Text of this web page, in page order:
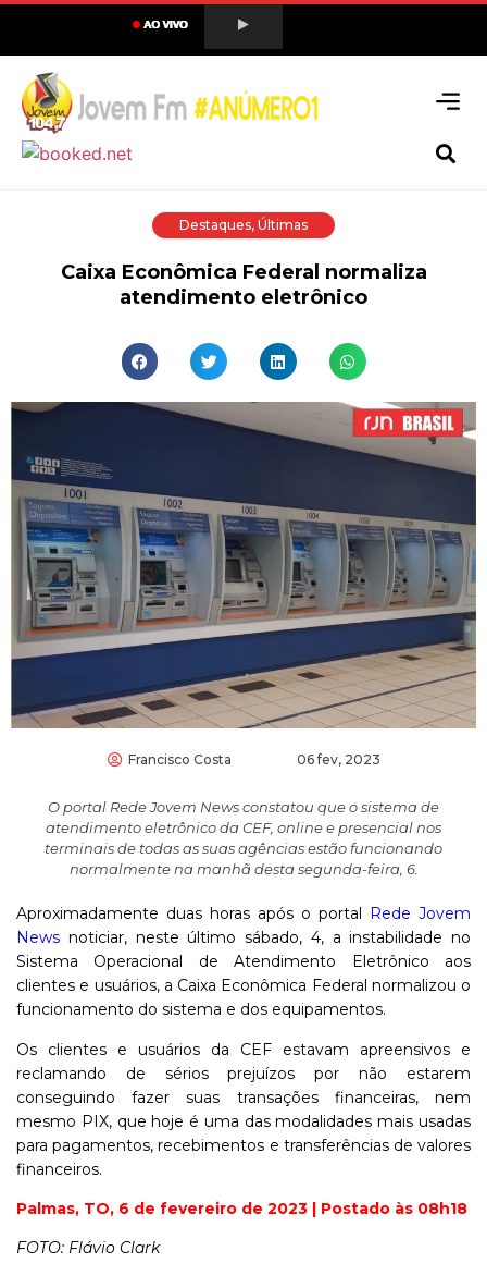
Destaques, Últimas
Caixa Econômica Federal normaliza
atendimento eletrônico
Francisco Costa 06 fev, 2023
O portal Rede Jovem News constatou que o sistema de
atendimento eletrônico da CEF, online e presencial nos
terminais de todas as suas agências estão funcionando
normalmente na manhã desta segunda-feira, 6.
Aproximadamente duas horas após o portal Rede Jovem
News noticiar, neste último sábado, 4, a instabilidade no
Sistema Operacional de Atendimento Eletrônico aos
clientes e usuários, a Caixa Econômica Federal normalizou o
funcionamento do sistema e dos equipamentos.
Os clientes e usuários da CEF estavam apreensivos e
reclamando de sérios prejuízos por não estarem
conseguindo fazer suas transações financeiras, nem
mesmo PIX, que hoje é uma das modalidades mais usadas
para pagamentos, recebimentos e transferências de valores
financeiros.
Palmas, TO, 6 de fevereiro de 2023 | Postado às 08h18
FOTO: Flávio Clark